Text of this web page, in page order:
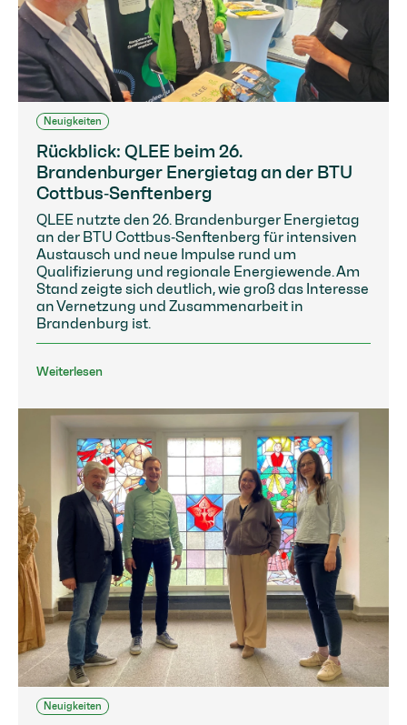
Neuigkeiten
Rückblick: QLEE beim 26.
Brandenburger Energietag an der BTU
Cottbus‑Senftenberg
QLEE nutzte den 26. Brandenburger Energietag
an der BTU Cottbus‑Senftenberg für intensiven
Austausch und neue Impulse rund um
Qualifizierung und regionale Energiewende. Am
Stand zeigte sich deutlich, wie groß das Interesse
an Vernetzung und Zusammenarbeit in
Brandenburg ist.
Weiterlesen
Neuigkeiten